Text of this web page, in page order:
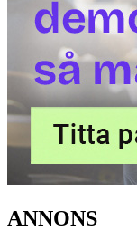
ANNONS